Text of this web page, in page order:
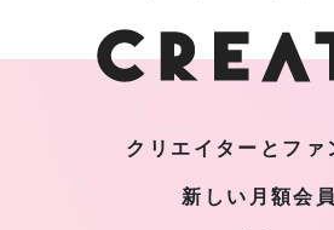
クリエイターとファ
新しい月額会